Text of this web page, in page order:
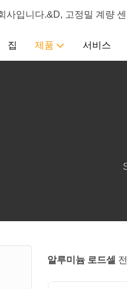
사입니다.&D, 고정밀 계량
집 제품 서비스
알루미늄 로드셀